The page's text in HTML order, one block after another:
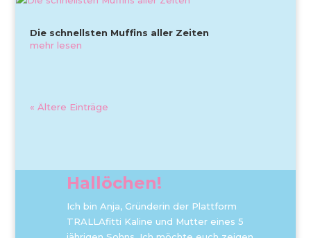
Die schnellsten Muffins aller Zeiten
mehr lesen
« Ältere Einträge
Hallöchen!
Ich bin Anja, Gründerin der Plattform
TRALLAfitti Kaline und Mutter eines 5